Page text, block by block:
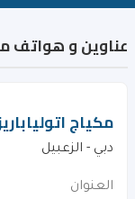
عناوين و هواتف
مكياج
دبي - الزعبيل
العنوان